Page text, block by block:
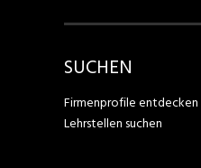
SUCHEN
Firmenprofile entdecken
Lehrstellen suchen